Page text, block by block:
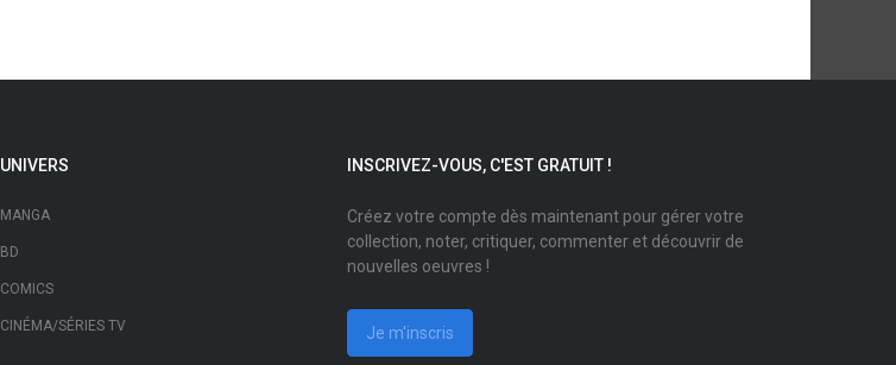
UNIVERS
MANGA
BD
COMICS
CINÉMA/SÉRIES TV
INSCRIVEZ-VOUS, C'EST GRATUIT !
Créez votre compte dès maintenant pour gérer votre
collection, noter, critiquer, commenter et découvrir de
nouvelles oeuvres !
Je m'inscris